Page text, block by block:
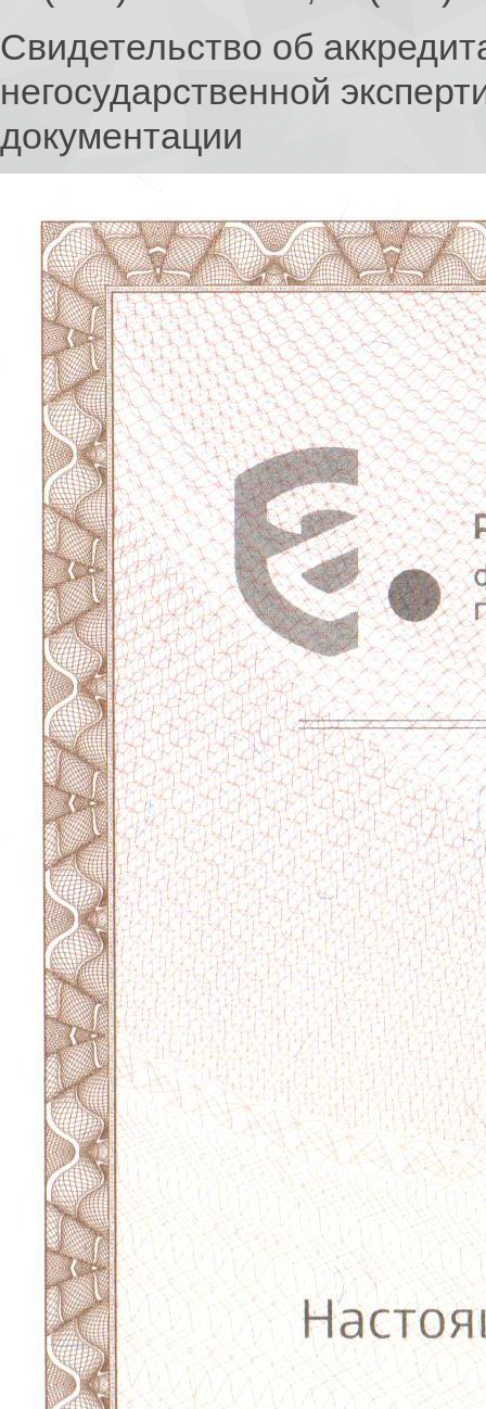
Свидетельство об
негосударственной
документации